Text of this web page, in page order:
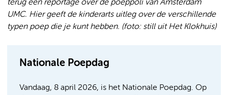
terug een reportage over de poeppoli van Amsterdam
UMC. Hier geeft de kinderarts uitleg over de verschillende
typen poep die je kunt hebben. (foto: still uit Het Klokhuis)
Nationale Poepdag
Vandaag, 8 april 2026, is het Nationale Poepdag. Op